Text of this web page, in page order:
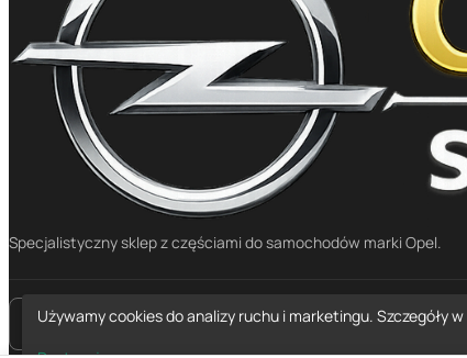
Specjalistyczny sklep z częściami do samochodów marki Opel.
placeMapa dojazdu
Używamy cookies do analizy ruchu i marketingu. Szczegóły w